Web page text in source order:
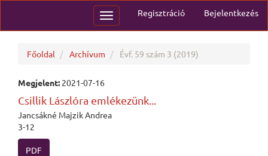
Main
Sidebar
Regisztráció Bejelentkezés
Toggle
navigation
Főoldal Archívum Évf. 59 szám 3 (2019)
Megjelent: 2021-07-16
Csillik Lászlóra emlékezünk...
Jancsákné Majzik Andrea
3-12
PDF